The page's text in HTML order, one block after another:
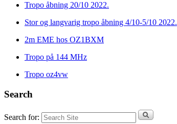
Tropo åbning 20/10 2022.
Stor og langvarig tropo åbning 4/10-5/10 2022.
2m EME hos OZ1BXM
Tropo på 144 MHz
Tropo oz4vw
Search
Search for: